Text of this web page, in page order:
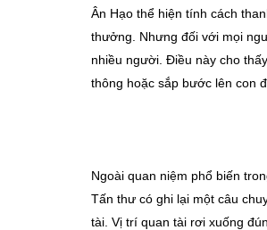
Ân Hạo thể hiện tính cách
thưởng. Nhưng đối với mọi
nhiều người. Điều này cho
thông hoặc sắp bước lên con
Ngoài quan niệm phổ biến
Tấn thư có ghi lại một câu
tài. Vị trí quan tài rơi xuống